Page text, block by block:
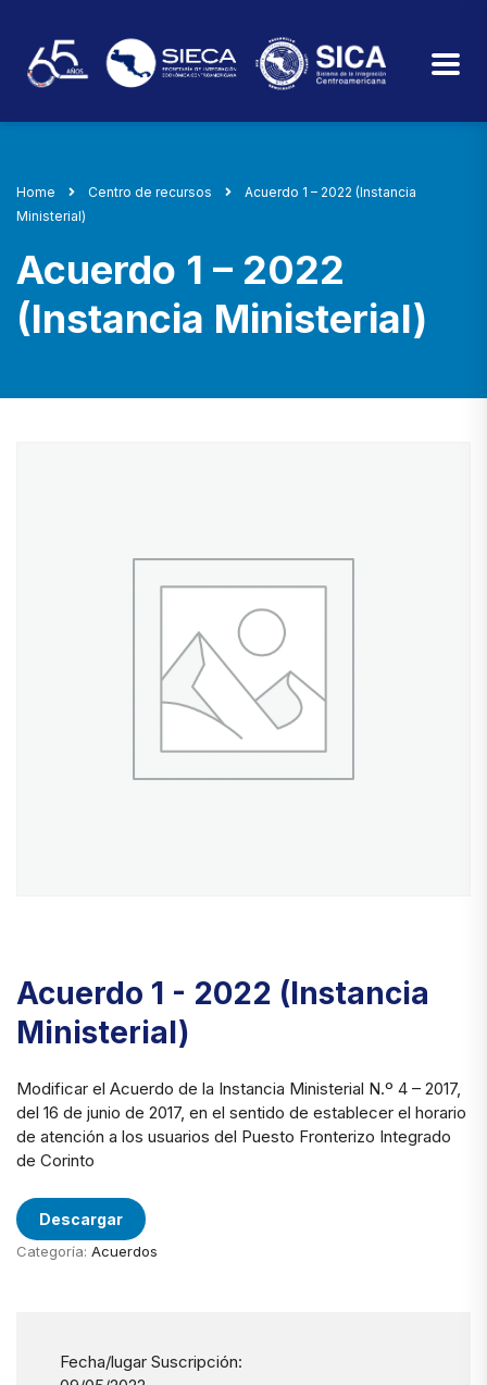
Home Centro de recursos
Acuerdo 1 – 2022 (Instancia
Ministerial)
Acuerdo 1 – 2022
(Instancia Ministerial)
Acuerdo 1 - 2022 (Instancia
Ministerial)
Modificar el Acuerdo de la Instancia Ministerial N.º 4 – 2017,
del 16 de junio de 2017, en el sentido de establecer el horario
de atención a los usuarios del Puesto Fronterizo Integrado
de Corinto
Descargar
Categoría: Acuerdos
Fecha/lugar Suscripción: